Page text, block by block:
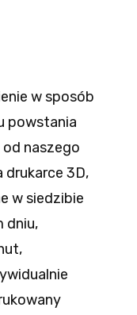
w sposób
powstania
naszego
drukarce 3D,
w siedzibie
dniu,